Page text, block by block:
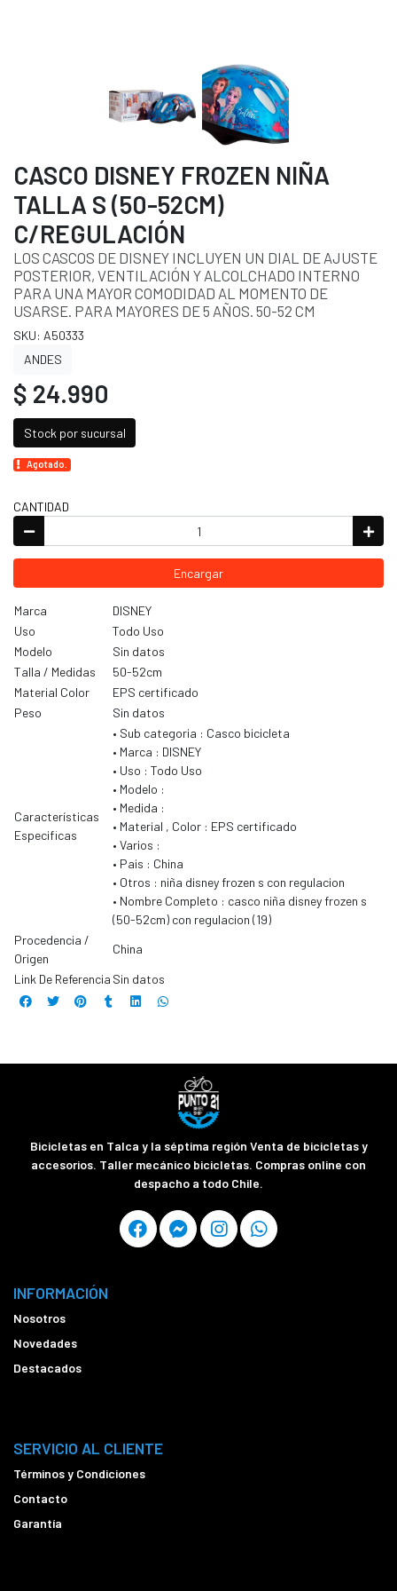
CASCO DISNEY FROZEN NIÑA
TALLA S (50-52CM)
C/REGULACIÓN
LOS CASCOS DE DISNEY INCLUYEN UN DIAL DE AJUSTE
POSTERIOR, VENTILACIÓN Y ALCOLCHADO INTERNO
PARA UNA MAYOR COMODIDAD AL MOMENTO DE
USARSE. PARA MAYORES DE 5 AÑOS. 50-52 CM
SKU: A50333
ANDES
$ 24.990
Stock por sucursal
Agotado.
CANTIDAD
Encargar
Marca
DISNEY
Uso
Todo Uso
Modelo
Sin datos
Talla / Medidas
50-52cm
Material Color
EPS certificado
Peso
Sin datos
Características
Especificas
• Sub categoria : Casco bicicleta
• Marca : DISNEY
• Uso : Todo Uso
• Modelo :
• Medida :
• Material , Color : EPS certificado
• Varios :
• Pais : China
• Otros : niña disney frozen s con regulacion
• Nombre Completo : casco niña disney frozen s
(50-52cm) con regulacion (19)
Procedencia /
Origen
China
Link De Referencia Sin datos
Bicicletas en Talca y la séptima región Venta de bicicletas y
accesorios. Taller mecánico bicicletas. Compras online con
despacho a todo Chile.
INFORMACIÓN
Nosotros
Novedades
Destacados
SERVICIO AL CLIENTE
Términos y Condiciones
Contacto
Garantía